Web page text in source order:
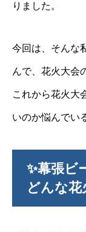
りました。
今回は、そんな
んで、花火大会
これから花火大
いのか悩んでい
✨幕張ビ
どんな花